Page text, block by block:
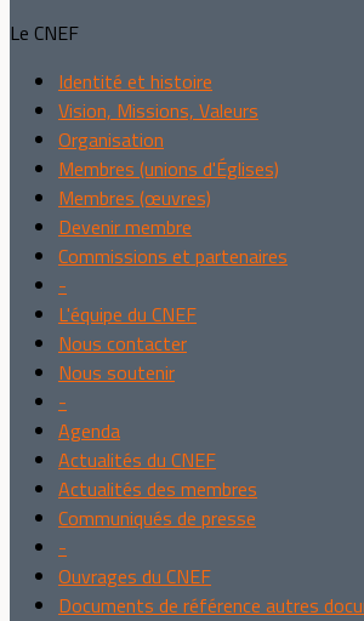
Le CNEF
Identité et histoire
Vision, Missions, Valeurs
Organisation
Membres (unions d'Églises)
Membres (œuvres)
Devenir membre
Commissions et partenaires
-
L'équipe du CNEF
Nous contacter
Nous soutenir
-
Agenda
Actualités du CNEF
Actualités des membres
Communiqués de presse
-
Ouvrages du CNEF
Documents de référence autres